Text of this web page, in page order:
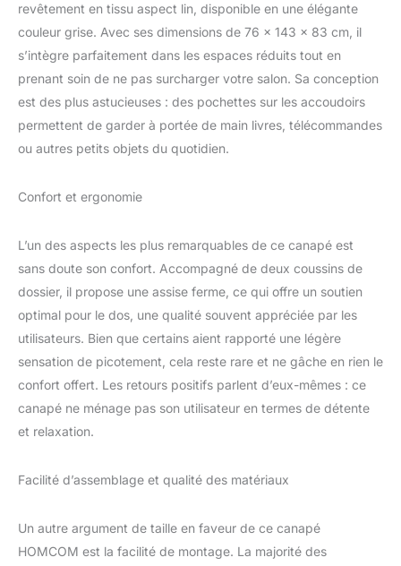
canapé 2 places vous
offre la douceur, la haute
résilience et le soutien
que vous méritez avec
son tissu respirant au
toucher lin, ses coussins
de siège rembourrés en
mousse haute densité
encombrement avec les
2 poches latérales
pratiques, idéales pour
ranger les
télécommandes, les
magazines et autres
petits objets. ROBUSTE :
Conçu pour durer, ce
canapé de salon est
bois de hêtre et une
résister à l'usure
quotidienne.
revêtement en tissu aspect lin, disponible en une élégante
couleur grise. Avec ses dimensions de 76 x 143 x 83 cm, il
s’intègre parfaitement dans les espaces réduits tout en
prenant soin de ne pas surcharger votre salon. Sa conception
est des plus astucieuses : des pochettes sur les accoudoirs
permettent de garder à portée de main livres, télécommandes
ou autres petits objets du quotidien.
Confort et ergonomie
L’un des aspects les plus remarquables de ce canapé est
sans doute son confort. Accompagné de deux coussins de
dossier, il propose une assise ferme, ce qui offre un soutien
optimal pour le dos, une qualité souvent appréciée par les
utilisateurs. Bien que certains aient rapporté une légère
sensation de picotement, cela reste rare et ne gâche en rien le
confort offert. Les retours positifs parlent d’eux-mêmes : ce
canapé ne ménage pas son utilisateur en termes de détente
et relaxation.
Facilité d’assemblage et qualité des matériaux
Un autre argument de taille en faveur de ce canapé
HOMCOM est la facilité de montage. La majorité des